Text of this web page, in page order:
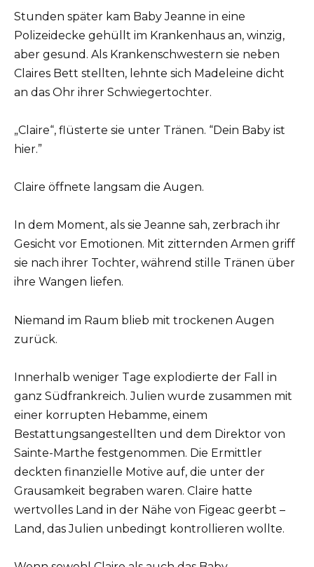
Stunden später kam Baby Jeanne in eine
Polizeidecke gehüllt im Krankenhaus an, winzig,
aber gesund. Als Krankenschwestern sie neben
Claires Bett stellten, lehnte sich Madeleine dicht
an das Ohr ihrer Schwiegertochter.
„Claire“, flüsterte sie unter Tränen. “Dein Baby ist
hier.”
Claire öffnete langsam die Augen.
In dem Moment, als sie Jeanne sah, zerbrach ihr
Gesicht vor Emotionen. Mit zitternden Armen griff
sie nach ihrer Tochter, während stille Tränen über
ihre Wangen liefen.
Niemand im Raum blieb mit trockenen Augen
zurück.
Innerhalb weniger Tage explodierte der Fall in
ganz Südfrankreich. Julien wurde zusammen mit
einer korrupten Hebamme, einem
Bestattungsangestellten und dem Direktor von
Sainte-Marthe festgenommen. Die Ermittler
deckten finanzielle Motive auf, die unter der
Grausamkeit begraben waren. Claire hatte
wertvolles Land in der Nähe von Figeac geerbt –
Land, das Julien unbedingt kontrollieren wollte.